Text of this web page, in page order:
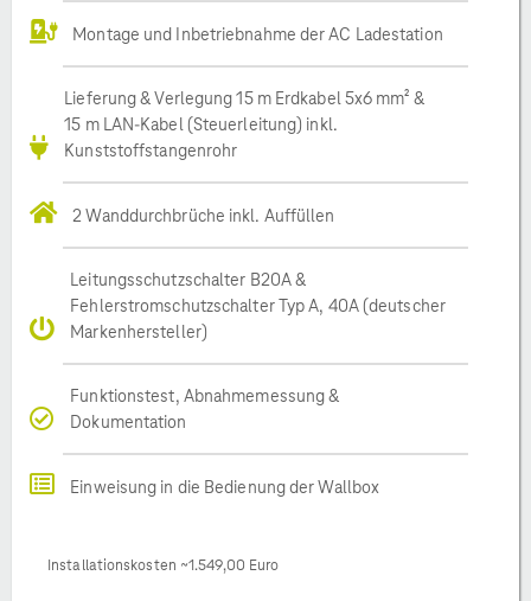
Montage und Inbetriebnahme der AC Ladestation
Lieferung & Verlegung 15 m Erdkabel 5x6 mm² &
15 m LAN-Kabel (Steuerleitung) inkl.
Kunststoffstangenrohr
2 Wanddurchbrüche inkl. Auffüllen
Leitungsschutzschalter B20A &
Fehlerstromschutzschalter Typ A, 40A (deutscher
Markenhersteller)
Funktionstest, Abnahmemessung &
Dokumentation
Einweisung in die Bedienung der Wallbox
Installationskosten ~1.549,00 Euro